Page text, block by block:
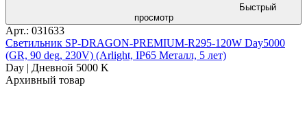
Быстрый
просмотр
Арт.: 031633
Светильник SP-DRAGON-PREMIUM-R295-120W Day5000
(GR, 90 deg, 230V) (Arlight, IP65 Металл, 5 лет)
Day | Дневной 5000 K
Архивный товар